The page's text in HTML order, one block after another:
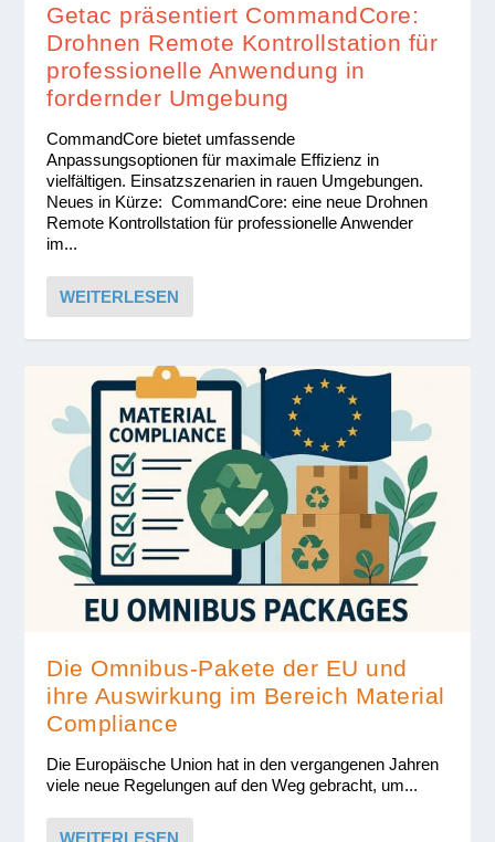
Getac präsentiert CommandCore:
Drohnen Remote Kontrollstation für
professionelle Anwendung in
fordernder Umgebung
CommandCore bietet umfassende
Anpassungsoptionen für maximale Effizienz in
vielfältigen. Einsatzszenarien in rauen Umgebungen.
Neues in Kürze: CommandCore: eine neue Drohnen
Remote Kontrollstation für professionelle Anwender
im...
WEITERLESEN
Die Omnibus-Pakete der EU und
ihre Auswirkung im Bereich Material
Compliance
Die Europäische Union hat in den vergangenen Jahren
viele neue Regelungen auf den Weg gebracht, um...